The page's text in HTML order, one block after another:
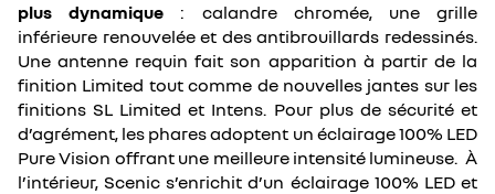
plus dynamique : calandre chromée, une grille
inférieure renouvelée et des antibrouillards redessinés.
Une antenne requin fait son apparition à partir de la
finition Limited tout comme de nouvelles jantes sur les
finitions SL Limited et Intens. Pour plus de sécurité et
d’agrément, les phares adoptent un éclairage 100% LED
Pure Vision offrant une meilleure intensité lumineuse. À
l’intérieur, Scenic s’enrichit d’un éclairage 100% LED et